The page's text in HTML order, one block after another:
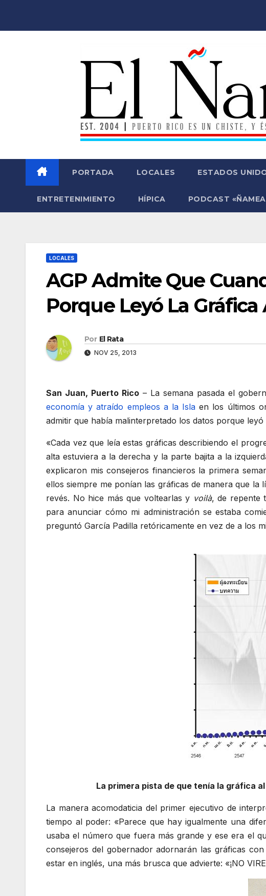
PORTADA LOCALES ESTADOS
ENTRETENIMIENTO HÍPICA PODCAST
LOCALES
AGP Admite Que
Porque Leyó La Gráfica
Por El Rata
NOV 25, 2013
San Juan, Puerto Rico– La semana pasada el
economía y atraído empleos a la Isla en los últimos
admitir que había malinterpretado los datos porque
«Cada vez que leía estas gráficas describiendo el
alta estuviera a la derecha y la parte bajita a la
explicaron mis consejeros financieros la primera
ellos siempre me ponían las gráficas de manera que
revés. No hice más que voltearlas y voilà, de repente
para anunciar cómo mi administración se estaba
preguntó García Padilla retóricamente en vez de a los
La primera pista de que tenía la gráfica
La manera acomodaticia del primer ejecutivo de
tiempo al poder: «Parece que hay igualmente una
usaba el número que fuera más grande y ese era el
consejeros del gobernador adornarán las gráficas
estar en inglés, una más brusca que advierte: «¡NO